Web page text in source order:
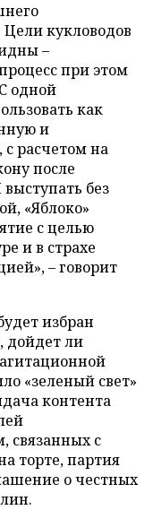
кукловодов
–
при этом
одной
как
и
с расчетом на
после
без
«Яблоко»
с целью
и в страхе
– говорит
избран
дойдет ли
«зеленый свет»
контента
связанных с
торте, партия
о честных